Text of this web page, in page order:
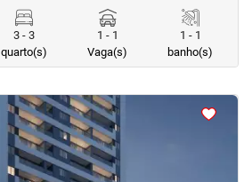
3 - 3
quarto(s)
1 - 1
Vaga(s)
1 - 1
banho(s)